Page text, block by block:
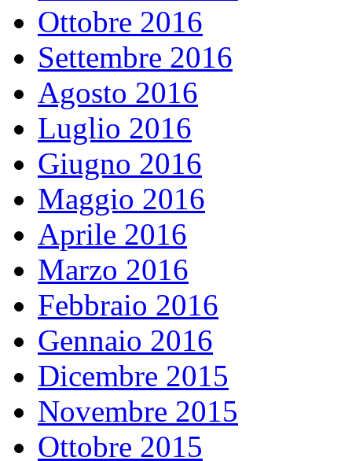
Ottobre 2016
Settembre 2016
Agosto 2016
Luglio 2016
Giugno 2016
Maggio 2016
Aprile 2016
Marzo 2016
Febbraio 2016
Gennaio 2016
Dicembre 2015
Novembre 2015
Ottobre 2015